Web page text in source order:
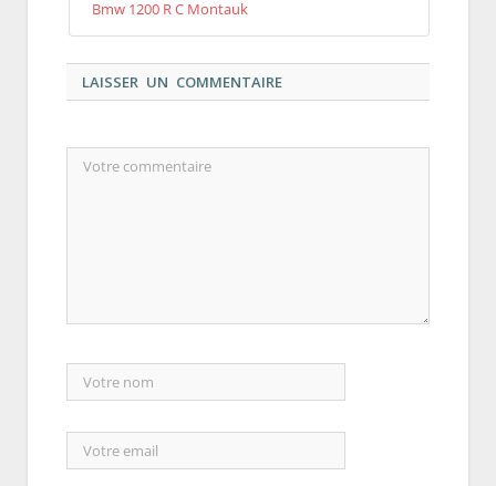
Bmw 1200 R C Montauk
LAISSER UN COMMENTAIRE